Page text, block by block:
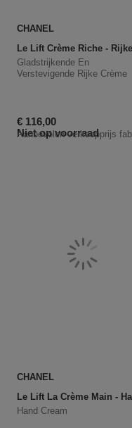
Niet op voorraad
CHANEL
Le Lift Crème Riche - Rijke
Gladstrijkende En
Verstevigende Rijke Crème
Kortingsprijs
€ 116,00
Aanbevolen verkoopprijs
CHANEL
Le Lift La Crème Main -
Hand Cream